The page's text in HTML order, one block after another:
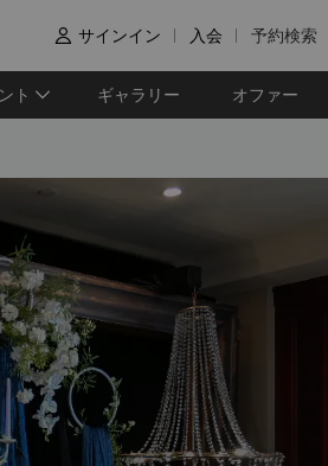
 サインイン 入会 予約検索
ト ギャラリー オファー